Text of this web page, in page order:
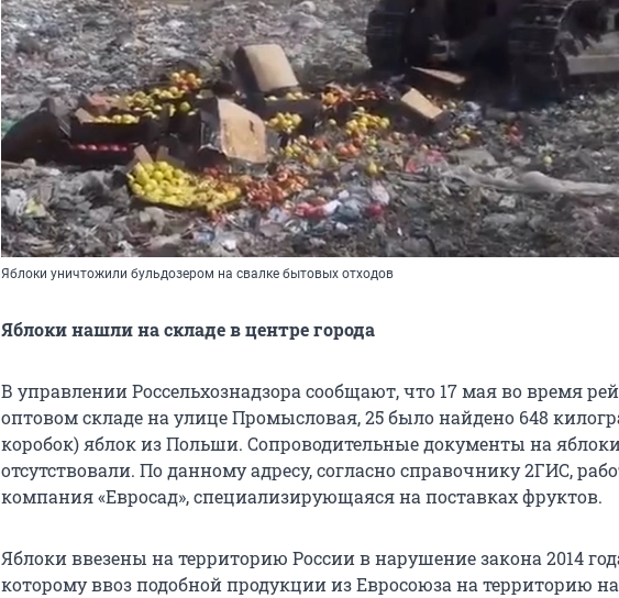
Яблоки уничтожили бульдозером на свалке бытовых отходов
Яблоки нашли на складе в центре города
В управлении Россельхознадзора сообщают, что 17 мая во время
оптовом складе на улице Промысловая, 25 было найдено 648
коробок) яблок из Польши. Сопроводительные документы на
отсутствовали. По данному адресу, согласно справочнику 2ГИС,
компания «Евросад», специализирующаяся на поставках фруктов.
Яблоки ввезены на территорию России в нарушение закона 2014
которому ввоз подобной продукции из Евросоюза на территорию